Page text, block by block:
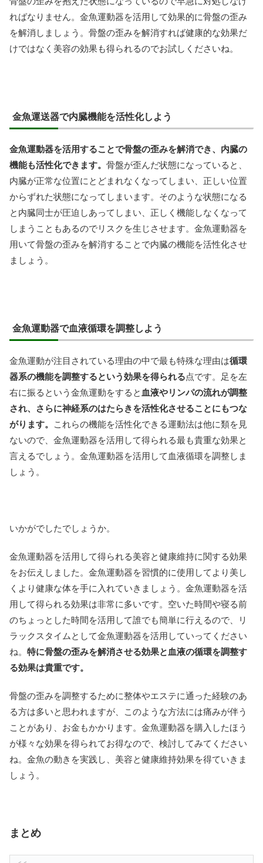
ればなりません。金魚運動器を活用して効果的に骨盤の歪み
を解消しましょう。骨盤の歪みを解消すれば健康的な効果だ
けではなく美容の効果も得られるのでお試しくださいね。
金魚運送器で内臓機能を活性化しよう
金魚運動器を活用することで骨盤の歪みを解消でき、内臓の
機能も活性化できます。 骨盤が歪んだ状態になっていると、
内臓が正常な位置にとどまれなくなってしまい、正しい位置
からずれた状態になってしまいます。そのような状態になる
と内臓同士が圧迫しあってしまい、正しく機能しなくなって
しまうこともあるのでリスクを生じさせます。金魚運動器を
用いて骨盤の歪みを解消することで内臓の機能を活性化させ
ましょう。
金魚運動器で血液循環を調整しよう
金魚運動が注目されている理由の中で最も特殊な理由は循環
器系の機能を調整するという効果を得られる点です。足を左
右に振るという金魚運動をすると 血液やリンパの流れが調整
され、さらに神経系のはたらきを活性化させることにもつな
がります。
これらの機能を活性化できる運動法は他に類を見
ないので、金魚運動器を活用して得られる最も貴重な効果と
言えるでしょう。金魚運動器を活用して血液循環を調整しま
しょう。
いかがでしたでしょうか。
金魚運動器を活用して得られる美容と健康維持に関する効果
をお伝えしました。金魚運動器を習慣的に使用してより美し
くより健康な体を手に入れていきましょう。金魚運動器を活
用して得られる効果は非常に多いです。空いた時間や寝る前
のちょっとした時間を活用して誰でも簡単に行えるので、リ
ラックスタイムとして金魚運動器を活用していってください
ね。 特に骨盤の歪みを解消させる効果と血液の循環を調整す
る効果は貴重です。
骨盤の歪みを調整するために整体やエステに通った経験のあ
る方は多いと思われますが、このような方法には痛みが伴う
ことがあり、お金もかかります。金魚運動器を購入したほう
が様々な効果を得られてお得なので、検討してみてください
ね。金魚の動きを実践し、美容と健康維持効果を得ていきま
しょう。
まとめ